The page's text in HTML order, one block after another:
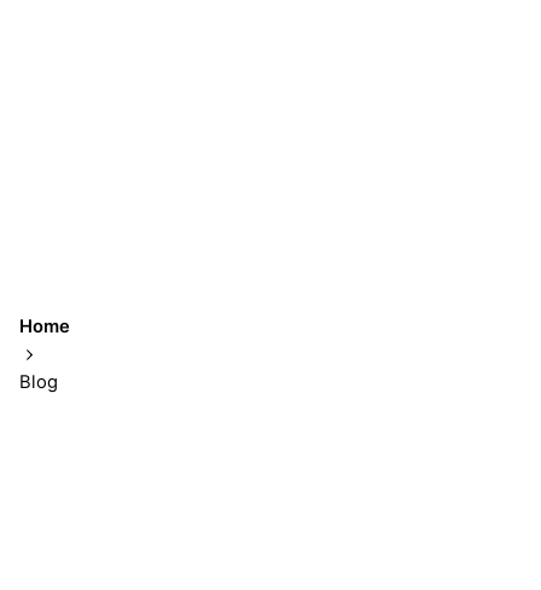
Home
Blog